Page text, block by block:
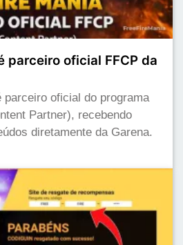
parceiro oficial FFCP da
parceiro oficial do programa
Partner), recebendo
diretamente da Garena.